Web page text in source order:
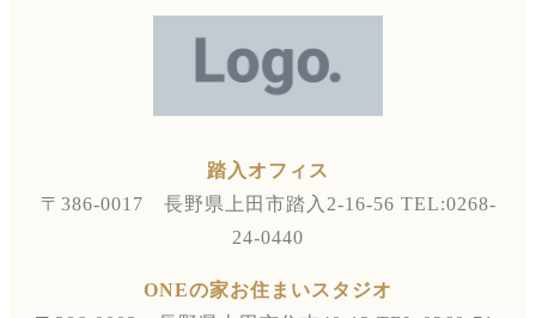
踏入オフィス
〒386-0017 長野県上田市踏入2-16-56 TEL:0268-
24-0440
ONEの家お住まいスタジオ